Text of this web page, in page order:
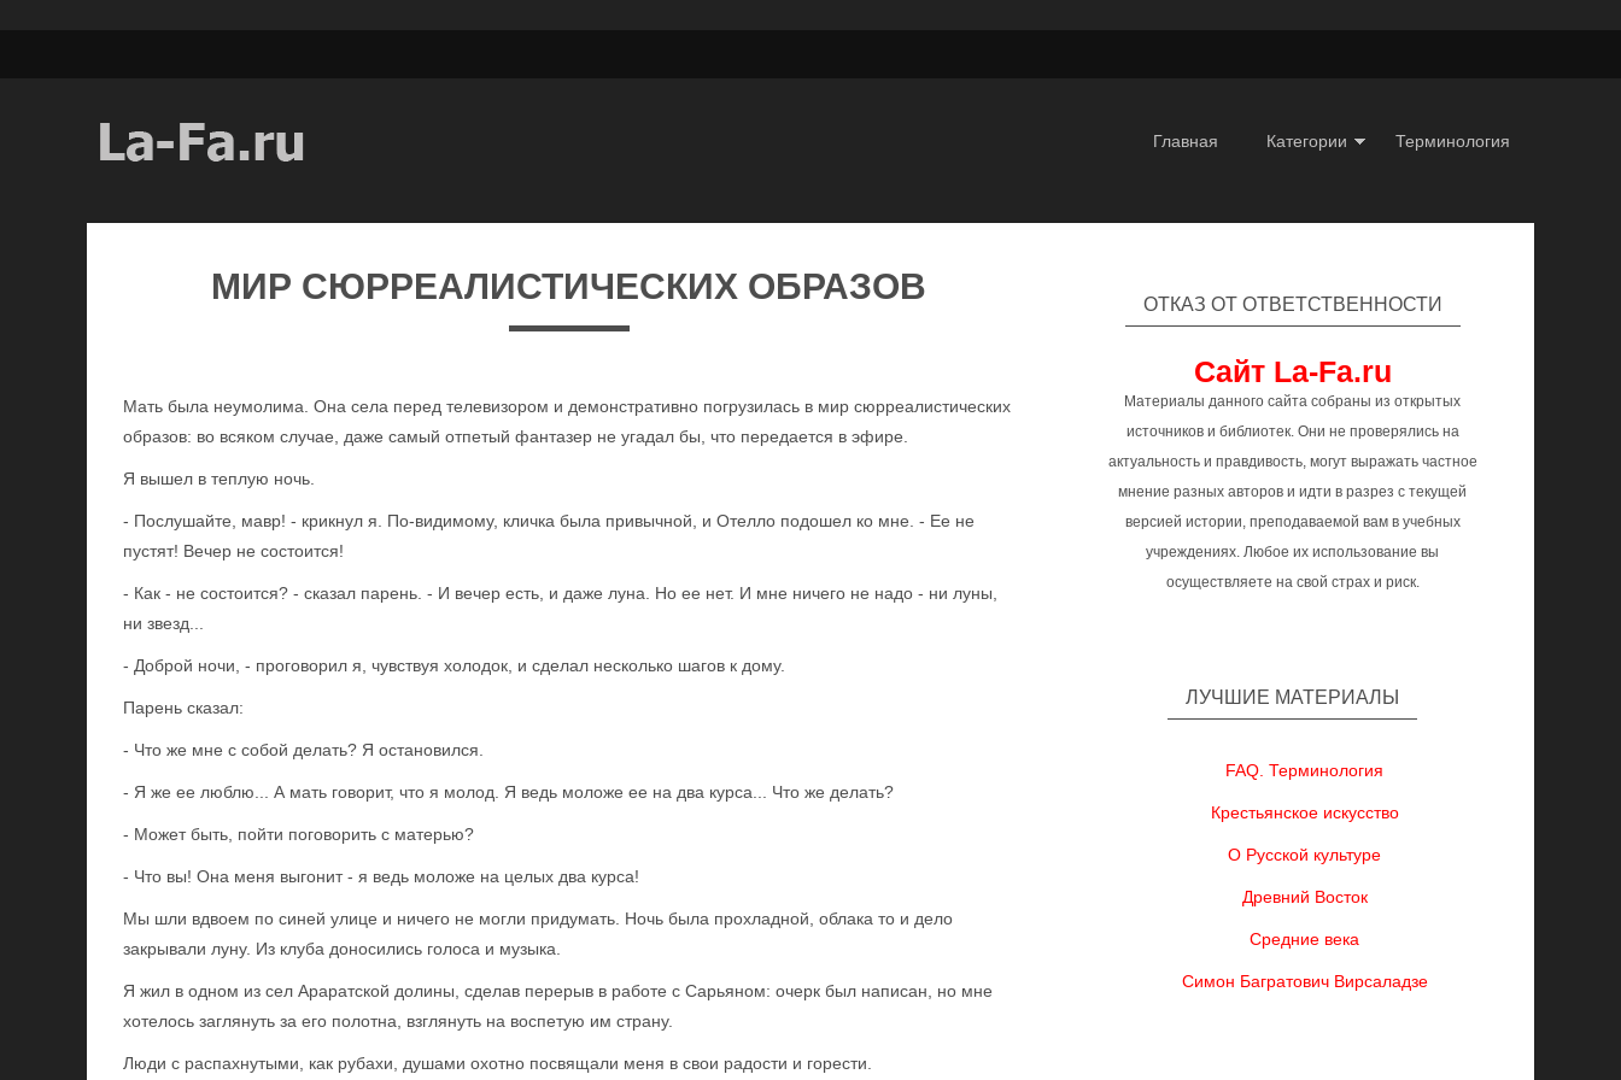
Главная Категории Терминология
МИР СЮРРЕАЛИСТИЧЕСКИХ ОБРАЗОВ
Мать была неумолима. Она села перед телевизором и демонстративно погрузилась в мир сюрреалистических
образов: во всяком случае, даже самый отпетый фантазер не угадал бы, что передается в эфире.
Я вышел в теплую ночь.
- Послушайте, мавр! - крикнул я. По-видимому, кличка была привычной, и Отелло подошел ко мне. - Ее не
пустят! Вечер не состоится!
- Как - не состоится? - сказал парень. - И вечер есть, и даже луна. Но ее нет. И мне ничего не надо - ни луны,
ни звезд...
- Доброй ночи, - проговорил я, чувствуя холодок, и сделал несколько шагов к дому.
Парень сказал:
- Что же мне с собой делать? Я остановился.
- Я же ее люблю... А мать говорит, что я молод. Я ведь моложе ее на два курса... Что же делать?
- Может быть, пойти поговорить с матерью?
- Что вы! Она меня выгонит - я ведь моложе на целых два курса!
Мы шли вдвоем по синей улице и ничего не могли придумать. Ночь была прохладной, облака то и дело
закрывали луну. Из клуба доносились голоса и музыка.
Я жил в одном из сел Араратской долины, сделав перерыв в работе с Сарьяном: очерк был написан, но мне
хотелось заглянуть за его полотна, взглянуть на воспетую им страну.
Люди с распахнутыми, как рубахи, душами охотно посвящали меня в свои радости и горести.
ОТКАЗ ОТ ОТВЕТСТВЕННОСТИ
Сайт La-Fa.ru
Материалы данного сайта собраны из открытых
источников и библиотек. Они не проверялись на
актуальность и правдивость, могут выражать частное
мнение разных авторов и идти в разрез с текущей
версией истории, преподаваемой вам в учебных
учреждениях. Любое их использование вы
осуществляете на свой страх и риск.
ЛУЧШИЕ МАТЕРИАЛЫ
FAQ. Терминология
Крестьянское искусство
О Русской культуре
Древний Восток
Средние века
Симон Багратович Вирсаладзе